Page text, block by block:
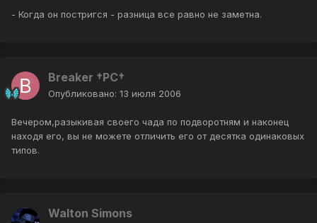
- Когда он постригся - разница все равно не заметна.
Breaker †PC†
Опубликовано: 13 июля 2006
Вечером,разыкивая своего чада по подворотням и наконец
находя его, вы не можете отличить его от десятка одинаковых
типов.
Walton Simons